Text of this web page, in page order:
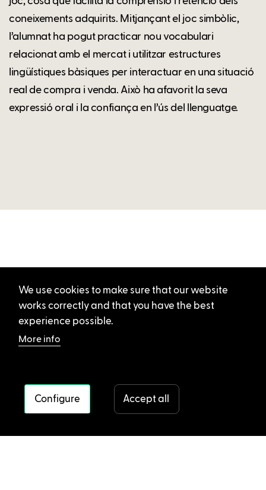
coneixements adquirits. Mitjançant el joc simbòlic,
l’alumnat ha pogut practicar nou vocabulari
relacionat amb el mercat i utilitzar estructures
lingüístiques bàsiques per interactuar en una situació
real de compra i venda. Això ha afavorit la seva
expressió oral i la confiança en l’ús del llenguatge.
We use cookies to make sure that our website
works correctly and that you have the best
experience possible.
More info
Configure Accept all